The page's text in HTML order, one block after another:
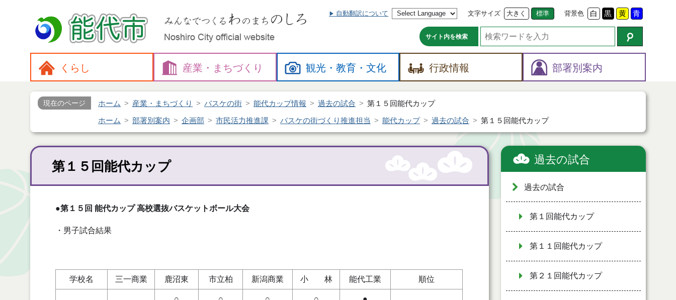
自動翻訳について 文字サイズ 大きく 標準 背景色 白 黒 黄 青
サイト内を検索
くらし 産業・ まちづくり 観光・教育・文化 行政情報 部署別案内
現在のページ ホーム 産業・まちづくり バスケの街 能代カップ情報 過去の試合 第１５回能代カップ
ホーム 部署別案内 企画部 市民活力推進課 バスケの街づくり推進担当 能代カップ 過去の試合 第１５回能代カップ
第１５回能代カップ
●第１５回 能代カップ 高校選抜バスケットボール大会
・男子試合結果
学校名 三一商業 鹿沼東 市立柏 新潟商業 小 林 能代工業 順位
過去の試合
過去の試合
第１回能代カップ
第１１回能代カップ
第２１回能代カップ